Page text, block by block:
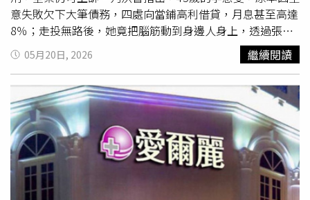
去是否曾來過診所，同時貼出「無針玻尿酸」的廣告貼文，
並寫下「無針玻尿酸晶瓷鑽課程」費用，讓她瞬間認出前同
事的話術，同時透過醫美課程名稱與費用等資料，確信該間
診所就是前東家愛爾麗想重新培養的新品牌無誤。前員工A
小姐指出，安萃妍主打的無針玻尿酸就是愛爾麗的獨有「晶
磁鑽」技術，背後更可明顯看到愛爾麗的制服。（圖／民眾
提供） 當場抓到愛爾麗疑似想改名重出江湖的A小姐，事後
也怒在社群平台上貼出貼文，直言愛爾麗企圖改名為「安萃
妍醫美」，試圖重新進入大眾視野，貼文一出沒多久，卻馬
上收到自稱公關團隊的私訊，指出感謝其對於籌備中的醫美
品牌關注，但其貼文所提及的「愛爾麗另起爐灶」、「裡面
的療程都是之前愛爾麗獨有的」、「回覆也跟愛爾麗一模一
意失敗欠下大筆債務，四處向當鋪高利借貸，月息甚至高達
8％；走投無路後，她竟把腦筋動到身邊人身上，透過張姓
美容師
牽線接觸王家，以「投資團購穩賺不賠」、「刷卡買
黃金套利」等名義，吸引被害人砸錢加入。檢方指出，李女
以典型「龐氏騙局」操作，先拿後期投資人的錢支付前期獲
利，營造穩定回報假象。她聲稱只要投入50萬到100萬元，
每月就能拿回10％利潤，還保證本金不會損失；甚至遊說被
害人刷卡購買黃金，再把黃金交給她操作轉售，就能輕鬆賺
差價。王家最初確實曾收到部分獲利，因此越陷越深，前後
投入超過700萬元。不料後來資金開始回不來，卡費與債務
卻像雪球般失控暴增。當王家察覺異狀，試圖退出時，李女
竟翻臉拿出虛構合約，恐嚇若不繼續投資，就得賠償鉅額違
05月20日, 2026 繼續閱讀